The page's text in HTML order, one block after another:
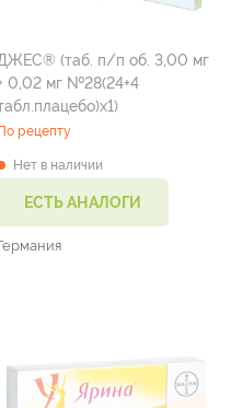
(таб. п/п об. 3,00 мг
0,02 мг №28(24+4
По рецепту
Нет в наличии
ЕСТЬ АНАЛОГИ